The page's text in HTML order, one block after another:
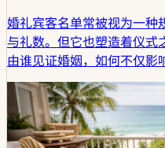
婚礼宾客名单常被视为一种
与礼数。但它也塑造着仪式
由谁见证婚姻，如何不仅影
悄然展开的现实人生。